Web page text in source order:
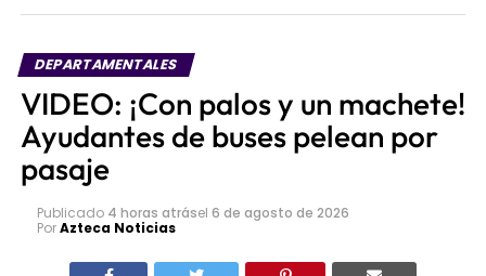
DEPARTAMENTALES
VIDEO: ¡Con palos y un machete!
Ayudantes de buses pelean por
pasaje
Publicado 4 horas atrásel 6 de agosto de 2026
PorAzteca Noticias